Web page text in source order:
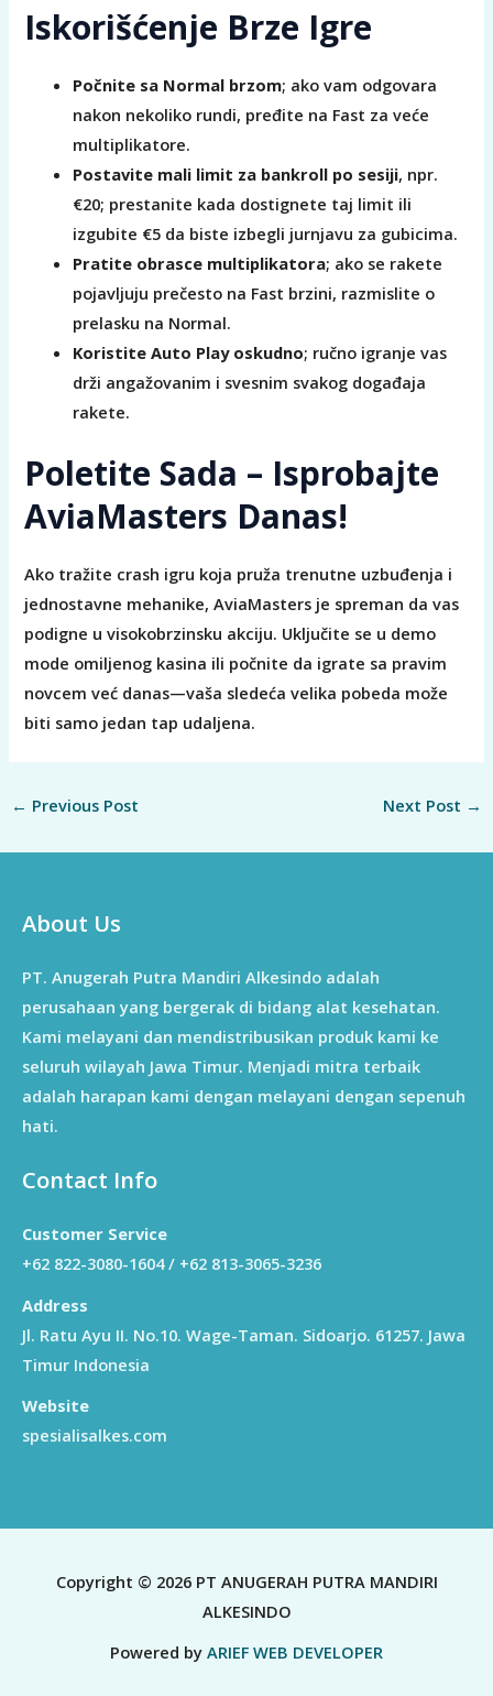
Iskorišćenje Brze Igrе
Počnite sa Normal brzom; ako vam odgovara
nakon nekoliko rundi, pređite na Fast za veće
multiplikatore.
Postavite mali limit za bankroll po sesiji, npr.
€20; prestanite kada dostignete taj limit ili
izgubite €5 da biste izbegli jurnjavu za gubicima.
Pratite obrasce multiplikatora; ako se rakete
pojavljuju prečesto na Fast brzini, razmislite o
prelasku na Normal.
Koristite Auto Play oskudno; ručno igranje vas
drži angažovanim i svesnim svakog događaja
rakete.
Poletite Sada – Isprobajte
AviaMasters Danas!
Ako tražite crash igru koja pruža trenutne uzbuđenja i
jednostavne mehanike, AviaMasters je spreman da vas
podigne u visokobrzinsku akciju. Uključite se u demo
mode omiljenog kasina ili počnite da igrate sa pravim
novcem već danas—vaša sledeća velika pobeda može
biti samo jedan tap udaljena.
← Previous Post Next Post →
About Us
PT. Anugerah Putra Mandiri Alkesindo adalah
perusahaan yang bergerak di bidang alat kesehatan.
Kami melayani dan mendistribusikan produk kami ke
seluruh wilayah Jawa Timur. Menjadi mitra terbaik
adalah harapan kami dengan melayani dengan sepenuh
hati.
Contact Info
Customer Service
+62 822-3080-1604 / +62 813-3065-3236
Address
Jl. Ratu Ayu II. No.10. Wage-Taman. Sidoarjo. 61257. Jawa
Timur Indonesia
Website
spesialisalkes.com
Copyright © 2026 PT ANUGERAH PUTRA MANDIRI
ALKESINDO
Powered by ARIEF WEB DEVELOPER